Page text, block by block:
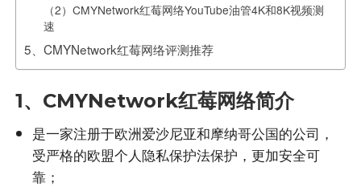
（2）CMYNetwork红莓网络YouTube油管4K和8K视频测
速
5、CMYNetwork红莓网络评测推荐
1、CMYNetwork红莓网络简介
是一家注册于欧洲爱沙尼亚和摩纳哥公国的公司，
受严格的欧盟个人隐私保护法保护，更加安全可
靠；